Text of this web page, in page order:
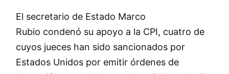
El secretario de Estado Marco
Rubio condenó su apoyo a la CPI, cuatro de
cuyos jueces han sido sancionados por
Estados Unidos por emitir órdenes de